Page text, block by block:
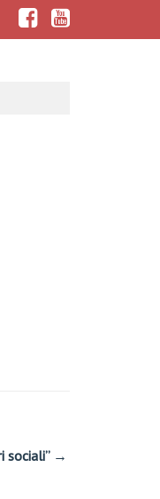
sociali” →